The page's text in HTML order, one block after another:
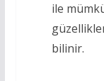
ile
bilinir.